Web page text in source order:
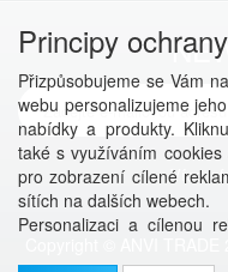
Více
Principy
Přizpůsobujeme se Vám
webu personalizujeme
nabídky a produkty.
také s využíváním
pro zobrazení cílené
sítích na dalších webech.
Personalizaci a cílenou